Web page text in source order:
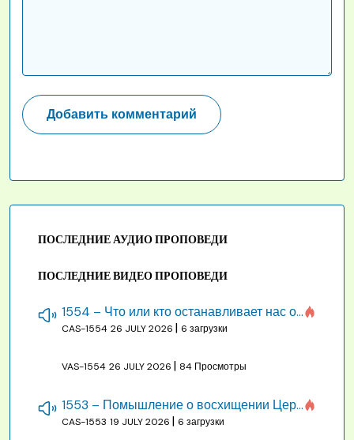
ПОСЛЕДНИЕ АУДИО ПРОПОВЕДИ
ПОСЛЕДНИЕ ВИДЕО ПРОПОВЕДИ
1554 – Что или кто останавливает нас от созидания строения Божия
CAS-1554 26 JULY 2026 | 6 загрузки
VAS-1554 26 JULY 2026 | 84 Просмотры
1553 – Помышление о восхищении Церкви на бракосочетании, во всякое время
CAS-1553 19 JULY 2026 | 6 загрузки